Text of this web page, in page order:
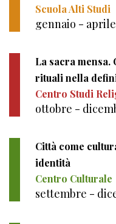
Scuola Alti Studi
gennaio - aprile
La sacra mensa.
rituali nella
Centro Studi
ottobre -
Città come
identità
Centro Culturale
settembre -